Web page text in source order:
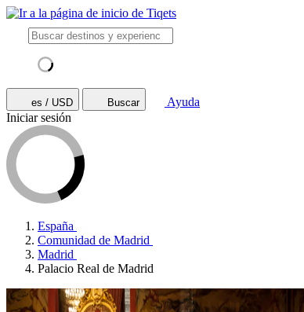
es / USD Buscar
Ayuda
Iniciar sesión
España
Comunidad de Madrid
Madrid
Palacio Real de Madrid